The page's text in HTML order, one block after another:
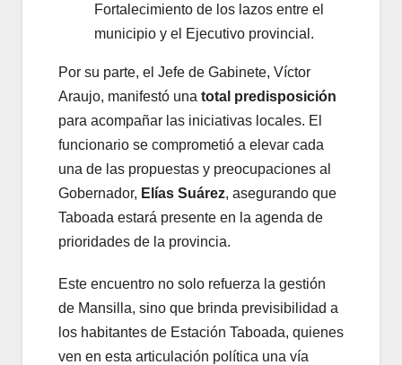
Fortalecimiento de los lazos entre el
municipio y el Ejecutivo provincial.
Por su parte, el Jefe de Gabinete, Víctor
Araujo, manifestó una total predisposición
para acompañar las iniciativas locales. El
funcionario se comprometió a elevar cada
una de las propuestas y preocupaciones al
Gobernador, Elías Suárez, asegurando que
Taboada estará presente en la agenda de
prioridades de la provincia.
Este encuentro no solo refuerza la gestión
de Mansilla, sino que brinda previsibilidad a
los habitantes de Estación Taboada, quienes
ven en esta articulación política una vía